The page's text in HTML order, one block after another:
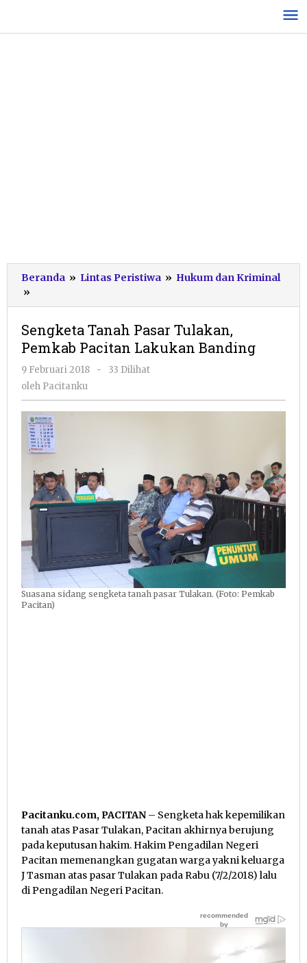
konten
Beranda » Lintas Peristiwa » Hukum dan Kriminal
»
Tanah
Tulakan,
Pemkab
Pacitan
Banding
Sengketa Tanah Pasar Tulakan,
Pemkab Pacitan Lakukan Banding
9 Februari 2018
oleh
-
33 Dilihat
oleh Pacitanku
Suasana sidang sengketa tanah pasar Tulakan. (Foto: Pemkab
Pacitan)
Pacitanku.com, PACITAN – Sengketa hak kepemilikan
tanah atas Pasar Tulakan, Pacitan akhirnya berujung
pada keputusan hakim. Hakim Pengadilan Negeri
Pacitan memenangkan gugatan warga yakni keluarga
J Tasman atas pasar Tulakan pada Rabu (7/2/2018) lalu
di Pengadilan Negeri Pacitan.